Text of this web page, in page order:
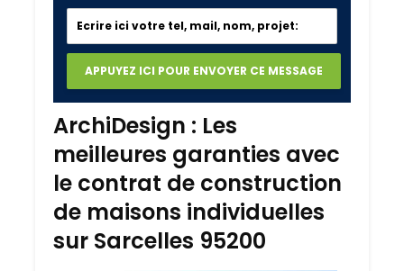
ArchiDesign : Les
meilleures garanties avec
le contrat de construction
de maisons individuelles
sur Sarcelles 95200